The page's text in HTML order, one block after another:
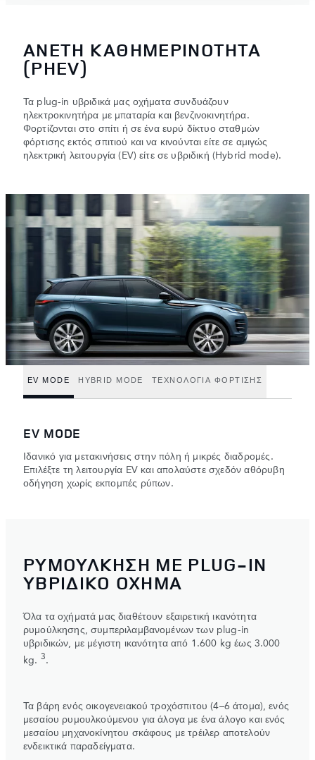
ΑΝΕΤΗ ΚΑΘΗΜΕΡΙΝΟΤΗΤΑ
(PHEV)
Τα plug-in υβριδικά μας οχήματα συνδυάζουν
ηλεκτροκινητήρα με μπαταρία και βενζινοκινητήρα.
Φορτίζονται στο σπίτι ή σε ένα ευρύ δίκτυο σταθμών
φόρτισης εκτός σπιτιού και να κινούνται είτε σε αμιγώς
ηλεκτρική λειτουργία (EV) είτε σε υβριδική (Hybrid mode).
EV MODE HYBRID MODE ΤΕΧΝΟΛΟΓΙΑ ΦΟΡΤΙΣΗΣ
EV MODE
Ιδανικό για μετακινήσεις στην πόλη ή μικρές διαδρομές.
Επιλέξτε τη λειτουργία EV και απολαύστε σχεδόν αθόρυβη
οδήγηση χωρίς εκπομπές ρύπων.
ΡΥΜΟΥΛΚΗΣΗ ΜΕ PLUG-IN
ΥΒΡΙΔΙΚΟ ΟΧΗΜΑ
Όλα τα οχήματά μας διαθέτουν εξαιρετική ικανότητα
ρυμούλκησης, συμπεριλαμβανομένων των plug-in
υβριδικών, με μέγιστη ικανότητα από 1.600 kg έως 3.000
kg. 3.
Τα βάρη ενός οικογενειακού τροχόσπιτου (4–6 άτομα), ενός
μεσαίου ρυμουλκούμενου για άλογα με ένα άλογο και ενός
μεσαίου μηχανοκίνητου σκάφους με τρέιλερ αποτελούν
ενδεικτικά παραδείγματα.